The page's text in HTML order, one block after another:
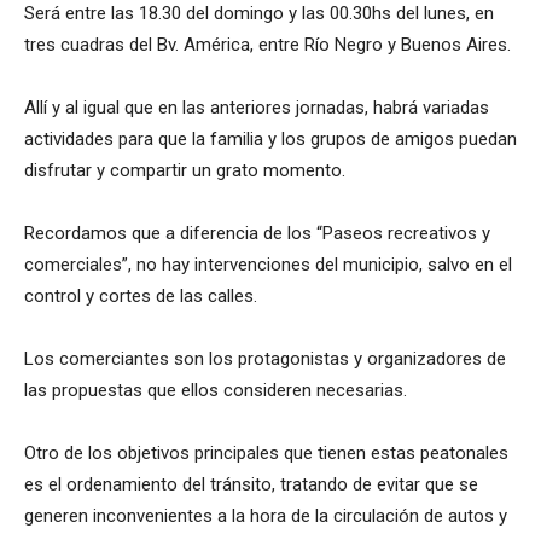
Será entre las 18.30 del domingo y las 00.30hs del lunes, en
tres cuadras del Bv. América, entre Río Negro y Buenos Aires.
Allí y al igual que en las anteriores jornadas, habrá variadas
actividades para que la familia y los grupos de amigos puedan
disfrutar y compartir un grato momento.
Recordamos que a diferencia de los “Paseos recreativos y
comerciales”, no hay intervenciones del municipio, salvo en el
control y cortes de las calles.
Los comerciantes son los protagonistas y organizadores de
las propuestas que ellos consideren necesarias.
Otro de los objetivos principales que tienen estas peatonales
es el ordenamiento del tránsito, tratando de evitar que se
generen inconvenientes a la hora de la circulación de autos y